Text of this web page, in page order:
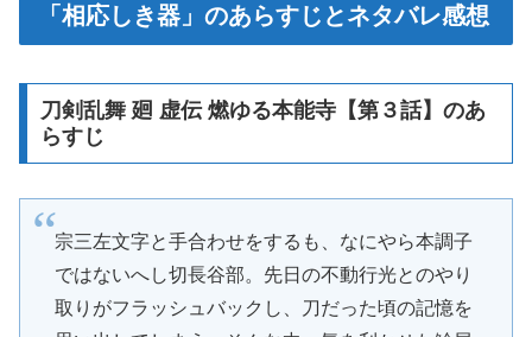
「相応しき器」のあらすじとネタバレ感想
刀剣乱舞 廻 虚伝 燃ゆる本能寺【第３話】のあ
らすじ
宗三左文字と手合わせをするも、なにやら本調子
ではないへし切長谷部。先日の不動行光とのやり
取りがフラッシュバックし、刀だった頃の記憶を